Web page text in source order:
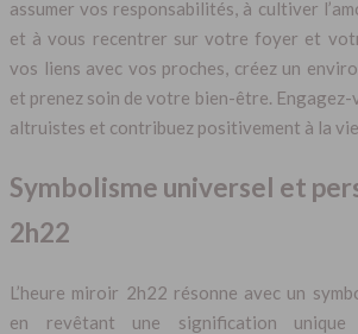
assumer vos responsabilités, à cultiver
et à vous recentrer sur votre foyer et
vos liens avec vos proches, créez un
et prenez soin de votre bien-être. Engagez-
altruistes et contribuez positivement à la vie
Symbolisme universel et
2h22
L’heure miroir 2h22 résonne avec un
en revêtant une signification unique